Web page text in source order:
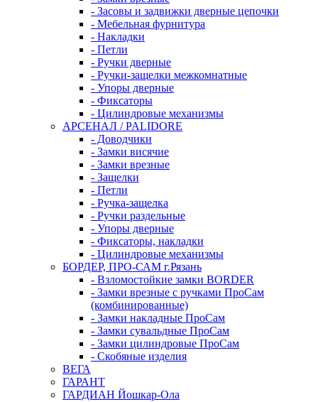
- Засовы и задвижки дверные цепочки
- Мебельная фурнитура
- Накладки
- Петли
- Ручки дверные
- Ручки-защелки межкомнатные
- Упоры дверные
- Фиксаторы
- Цилиндровые механизмы
АРСЕНАЛ / PALIDORE
- Доводчики
- Замки висячие
- Замки врезные
- Защелки
- Петли
- Ручка-защелка
- Ручки раздельные
- Упоры дверные
- Фиксаторы, накладки
- Цилиндровые механизмы
БОРДЕР, ПРО-САМ г.Рязань
- Взломостойкие замки BORDER
- Замки врезные с ручками ПроСам
(комбинированные)
- Замки накладные ПроСам
- Замки сувальдные ПроСам
- Замки цилиндровые ПроСам
- Скобяные изделия
ВЕГА
ГАРАНТ
ГАРДИАН Йошкар-Ола